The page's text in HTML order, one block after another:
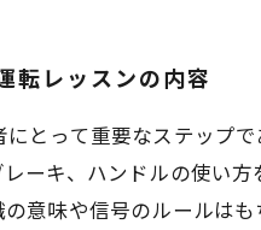
転レッスンの内容
とって重要なステップ
ーキ、ハンドルの使い
意味や信号のルールは